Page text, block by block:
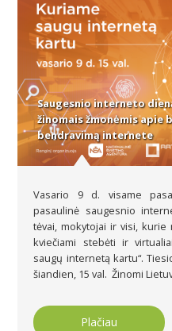
Saugesnio interneto
žinomais žmonėmis apie
bendravimą internete
Vasario 9 d. visame
pasaulinė saugesnio
tėvai, mokytojai ir visi,
kviečiami stebėti ir
saugų internetą kartu“.
šiandien, 15 val. Žinomi
Plačiau